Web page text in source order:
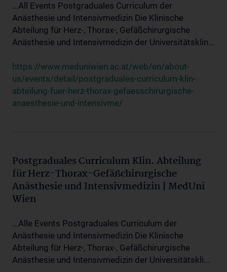
...All Events Postgraduales Curriculum der
Anästhesie und Intensivmedizin Die Klinische
Abteilung für Herz-, Thorax-, Gefäßchirurgische
Anästhesie und Intensivmedizin der Universitätsklin...
https://www.meduniwien.ac.at/web/en/about-
us/events/detail/postgraduales-curriculum-klin-
abteilung-fuer-herz-thorax-gefaesschirurgische-
anaesthesie-und-intensivme/
Postgraduales Curriculum Klin. Abteilung
für Herz-Thorax-Gefäßchirurgische
Anästhesie und Intensivmedizin | MedUni
Wien
...Alle Events Postgraduales Curriculum der
Anästhesie und Intensivmedizin Die Klinische
Abteilung für Herz-, Thorax-, Gefäßchirurgische
Anästhesie und Intensivmedizin der Universitätskli...